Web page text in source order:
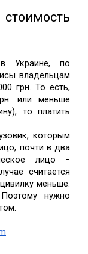
Украине, по
владельцам
грн. То есть,
или меньше
то платить
которым
почти в два
лицо −
считается
меньше.
нужно